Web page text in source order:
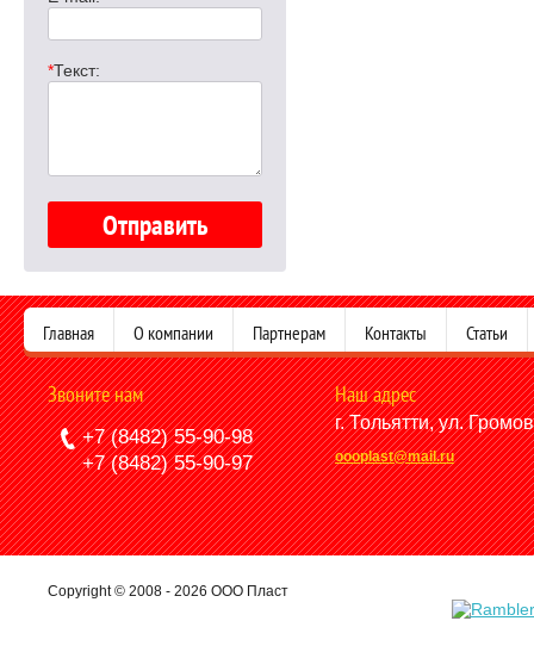
*Текст:
Главная О компании Партнерам Контакты Статьи
Звоните нам
+7 (8482) 55-90-98
+7 (8482) 55-90-97
Наш адрес
г. Тольятти, ул.
oooplast@mail.ru
Copyright © 2008 - 2026 ООО Пласт